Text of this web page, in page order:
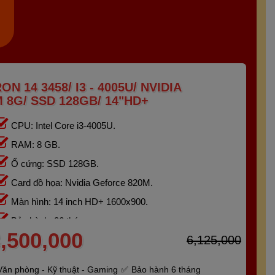
14 3458/ I3 - 4005U/ NVIDIA
8G/ SSD 128GB/ 14"HD+
CPU: Intel Core i3-4005U.
RAM: 8 GB.
Ổ cứng: SSD 128GB.
Card đồ họa: Nvidia Geforce 820M.
Màn hình: 14 inch HD+ 1600x900.
Bảo hành: 06 tháng.
6,125,000
phòng - Kỹ thuật - Gaming Bảo hành 6 tháng